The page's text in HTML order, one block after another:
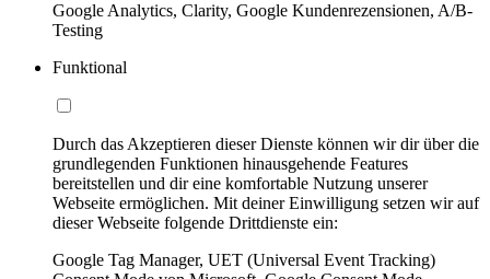
Google Analytics, Clarity, Google Kundenrezensionen, A/B-
Testing
Funktional
Durch das Akzeptieren dieser Dienste können wir dir über die
grundlegenden Funktionen hinausgehende Features
bereitstellen und dir eine komfortable Nutzung unserer
Webseite ermöglichen. Mit deiner Einwilligung setzen wir auf
dieser Webseite folgende Drittdienste ein:
Google Tag Manager, UET (Universal Event Tracking)